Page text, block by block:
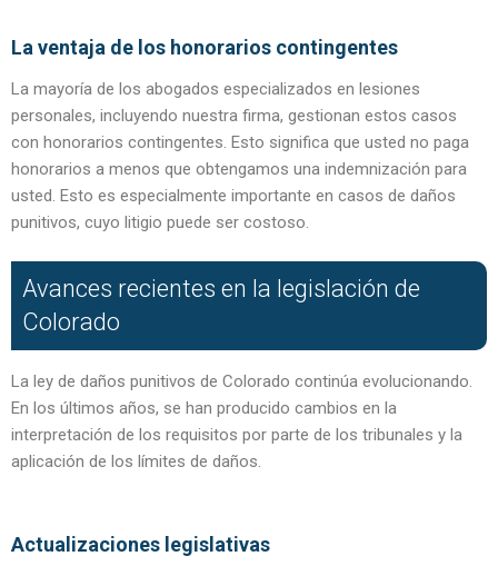
La ventaja de los honorarios contingentes
La mayoría de los abogados especializados en lesiones
personales, incluyendo nuestra firma, gestionan estos casos
con honorarios contingentes. Esto significa que usted no paga
honorarios a menos que obtengamos una indemnización para
usted. Esto es especialmente importante en casos de daños
punitivos, cuyo litigio puede ser costoso.
Avances recientes en la legislación de
Colorado
La ley de daños punitivos de Colorado continúa evolucionando.
En los últimos años, se han producido cambios en la
interpretación de los requisitos por parte de los tribunales y la
aplicación de los límites de daños.
Actualizaciones legislativas